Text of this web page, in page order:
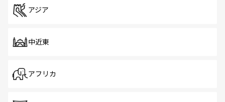
アジア
中近東
アフリカ